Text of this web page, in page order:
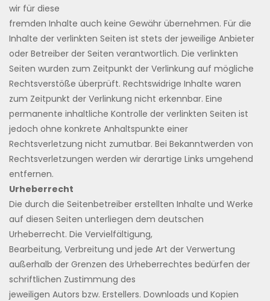
wir für diese
fremden Inhalte auch keine Gewähr übernehmen. Für die
Inhalte der verlinkten Seiten ist stets der jeweilige Anbieter
oder Betreiber der Seiten verantwortlich. Die verlinkten
Seiten wurden zum Zeitpunkt der Verlinkung auf mögliche
Rechtsverstöße überprüft. Rechtswidrige Inhalte waren
zum Zeitpunkt der Verlinkung nicht erkennbar. Eine
permanente inhaltliche Kontrolle der verlinkten Seiten ist
jedoch ohne konkrete Anhaltspunkte einer
Rechtsverletzung nicht zumutbar. Bei Bekanntwerden von
Rechtsverletzungen werden wir derartige Links umgehend
entfernen.
Urheberrecht
Die durch die Seitenbetreiber erstellten Inhalte und Werke
auf diesen Seiten unterliegen dem deutschen
Urheberrecht. Die Vervielfältigung,
Bearbeitung, Verbreitung und jede Art der Verwertung
außerhalb der Grenzen des Urheberrechtes bedürfen der
schriftlichen Zustimmung des
jeweiligen Autors bzw. Erstellers. Downloads und Kopien